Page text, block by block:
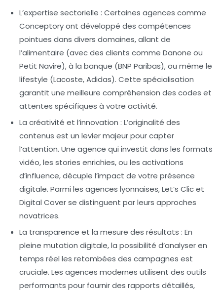
L’expertise sectorielle : Certaines agences comme
Conceptory ont développé des compétences
pointues dans divers domaines, allant de
l’alimentaire (avec des clients comme Danone ou
Petit Navire), à la banque (BNP Paribas), ou même le
lifestyle (Lacoste, Adidas). Cette spécialisation
garantit une meilleure compréhension des codes et
attentes spécifiques à votre activité.
La créativité et l’innovation : L’originalité des
contenus est un levier majeur pour capter
l’attention. Une agence qui investit dans les formats
vidéo, les stories enrichies, ou les activations
d’influence, décuple l’impact de votre présence
digitale. Parmi les agences lyonnaises, Let’s Clic et
Digital Cover se distinguent par leurs approches
novatrices.
La transparence et la mesure des résultats : En
pleine mutation digitale, la possibilité d’analyser en
temps réel les retombées des campagnes est
cruciale. Les agences modernes utilisent des outils
performants pour fournir des rapports détaillés,